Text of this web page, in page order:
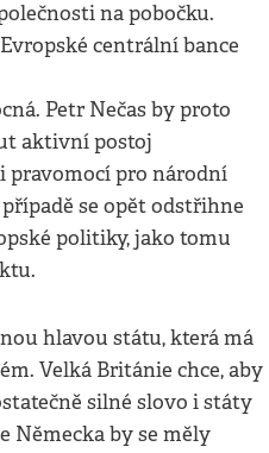
na pobočku.
centrální bance
Petr Nečas by proto
aktivní postoj
pravomocí pro národní
se opět odstřihne
politiky, jako tomu
hlavou státu, která má
Velká Británie chce, aby
silné slovo i státy
Německa by se měly